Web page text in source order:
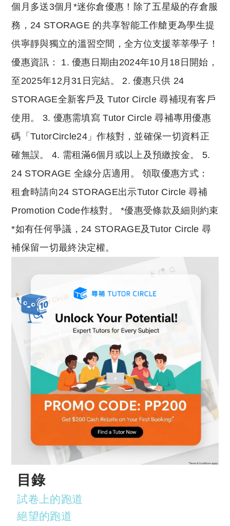
個月多送3個月*迷你倉優惠！除了五星級的存倉服
務，24 STORAGE 的共享智能工作艙更為學生提
供寧靜與獨立的溫習空間，全方位支援莘莘學子！
優惠資訊： 1. 優惠日期由2024年10月18日開始，
至2025年12月31日完結。 2. 優惠只供 24
STORAGE全新客戶及 Tutor Circle 尋補現有客戶
使用。 3. 優惠需填寫 Tutor Circle 尋補專用優惠
碼「TutorCircle24」作核對，並確保一切資料正
確無誤。 4. 需租滿6個月或以上及預繳按金。 5.
24 STORAGE 全線分店適用。 領取優惠方式：
租倉時請向24 STORAGE出示Tutor Circle 尋補
Promotion Code作核對。 *優惠受條款及細則約束
*如有任何爭議，24 STORAGE及Tutor Circle 尋
補保留一切最終決定權。
目錄
試卷上的跑道
絕望的跑道